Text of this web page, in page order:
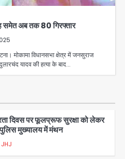
समेत अब तक 80 गिरफ्तार
विधानसभा क्षेत्र में जनसुराज
यादव की हत्या के बाद…
लाल ने गोद में उठाकर दिया
सहारा
1.0: वीजा शर्तों का उल्लंघन
11 बांग्लादेशी नागरिक सेंट्रल जिला
दिवस पर फूलप्रूफ सुरक्षा को लेकर
पुलिस मुख्यालय में मंथन